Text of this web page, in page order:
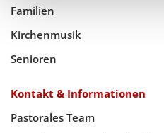
Familien
Kirchenmusik
Senioren
Kontakt & Informationen
Pastorales Team